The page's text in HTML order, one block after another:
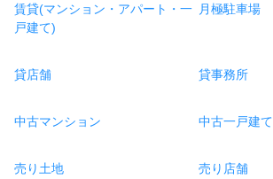
賃貸(マンション・アパート・一
戸建て)
月極駐車場
貸店舗 貸事務所
中古マンション 中古一戸建て
売り土地 売り店舗